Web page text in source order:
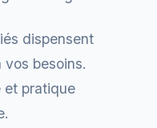
dispensent
besoins.
et pratique